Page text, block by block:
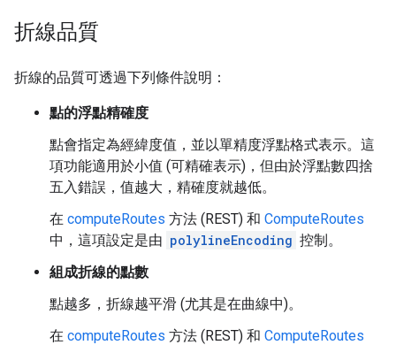
折線品質
折線的品質可透過下列條件說明：
點的浮點精確度
點會指定為經緯度值，並以單精度浮點格式表示。這
項功能適用於小值 (可精確表示)，但由於浮點數四捨
五入錯誤，值越大，精確度就越低。
在 computeRoutes 方法 (REST) 和 ComputeRoutes
中，這項設定是由 polylineEncoding 控制。
組成折線的點數
點越多，折線越平滑 (尤其是在曲線中)。
在 computeRoutes 方法 (REST) 和 ComputeRoutes